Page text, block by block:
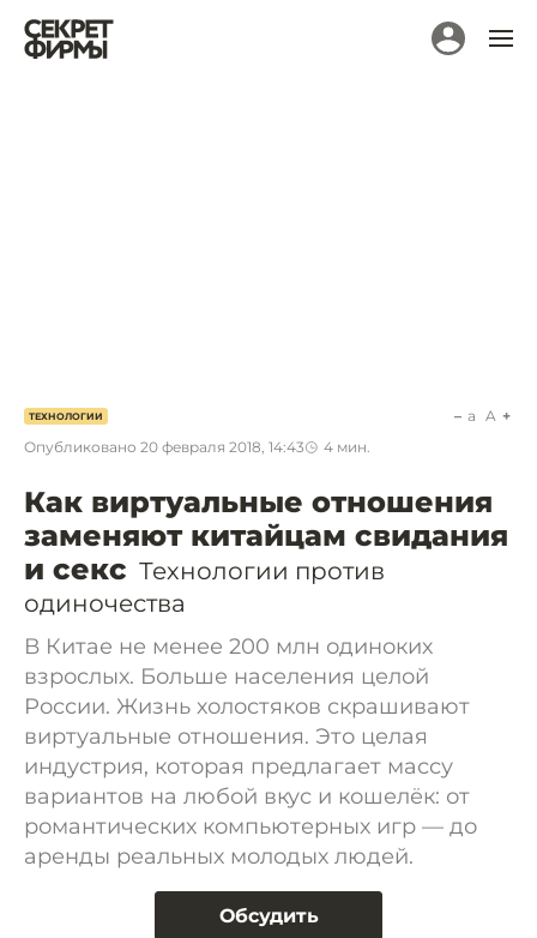
ТЕХНОЛОГИИ
Опубликовано 20 февраля 2018, 14:43 4 мин.
a A
Как виртуальные отношения
заменяют китайцам свидания
и секс Технологии против
одиночества
В Китае не менее 200 млн одиноких
взрослых. Больше населения целой
России. Жизнь холостяков скрашивают
виртуальные отношения. Это целая
индустрия, которая предлагает массу
вариантов на любой вкус и кошелёк: от
романтических компьютерных игр — до
аренды реальных молодых людей.
Обсудить